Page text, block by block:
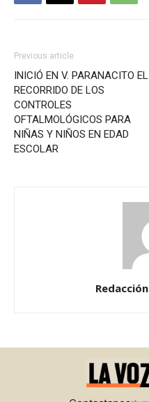
Previous article
INICIÓ EN V. PARANACITO EL
RECORRIDO DE LOS
CONTROLES
OFTALMOLÓGICOS PARA
NIÑAS Y NIÑOS EN EDAD
ESCOLAR